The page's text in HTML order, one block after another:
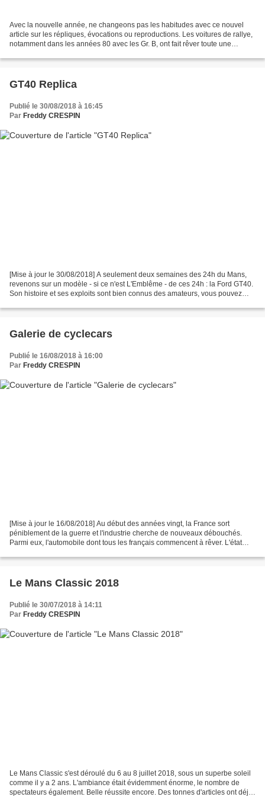
Avec la nouvelle année, ne changeons pas les habitudes avec ce nouvel
article sur les répliques, évocations ou reproductions. Les voitures de rallye,
notamment dans les années 80 avec les Gr. B, ont fait rêver toute une
GT40 Replica
Publié le 30/08/2018 à 16:45
Par Freddy CRESPIN
[Mise à jour le 30/08/2018] A seulement deux semaines des 24h du Mans,
revenons sur un modèle - si ce n'est L'Emblême - de ces 24h : la Ford GT40.
Son histoire et ses exploits sont bien connus des amateurs, vous pouvez
Galerie de cyclecars
Publié le 16/08/2018 à 16:00
Par Freddy CRESPIN
[Mise à jour le 16/08/2018] Au début des années vingt, la France sort
péniblement de la guerre et l'industrie cherche de nouveaux débouchés.
Parmi eux, l'automobile dont tous les français commencent à rêver. L'état
Le Mans Classic 2018
Publié le 30/07/2018 à 14:11
Par Freddy CRESPIN
Le Mans Classic s'est déroulé du 6 au 8 juillet 2018, sous un superbe soleil
comme il y a 2 ans. L'ambiance était évidemment énorme, le nombre de
spectateurs également. Belle réussite encore. Des tonnes d'articles ont déjà